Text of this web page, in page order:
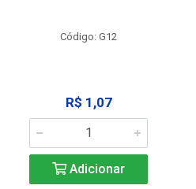
Código: G12
R$ 1,07
Adicionar